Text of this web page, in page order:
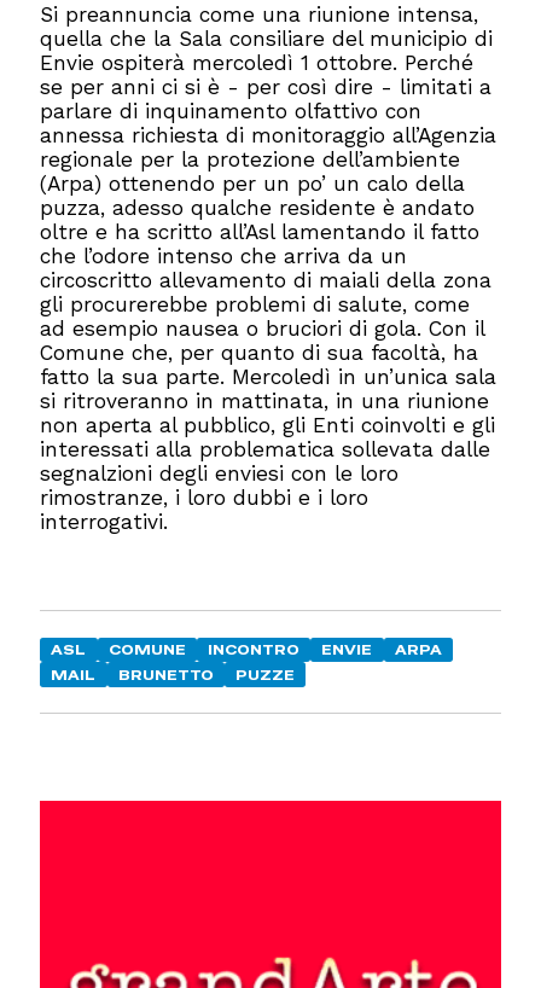
Si preannuncia come una riunione intensa,
quella che la Sala consiliare del municipio di
Envie ospiterà mercoledì 1 ottobre. Perché
se per anni ci si è - per così dire - limitati a
parlare di inquinamento olfattivo con
annessa richiesta di monitoraggio all’Agenzia
regionale per la protezione dell’ambiente
(Arpa) ottenendo per un po’ un calo della
puzza, adesso qualche residente è andato
oltre e ha scritto all’Asl lamentando il fatto
che l’odore intenso che arriva da un
circoscritto allevamento di maiali della zona
gli procurerebbe problemi di salute, come
ad esempio nausea o bruciori di gola. Con il
Comune che, per quanto di sua facoltà, ha
fatto la sua parte. Mercoledì in un’unica sala
si ritroveranno in mattinata, in una riunione
non aperta al pubblico, gli Enti coinvolti e gli
interessati alla problematica sollevata dalle
segnalzioni degli enviesi con le loro
rimostranze, i loro dubbi e i loro
interrogativi.
ASL COMUNE INCONTRO ENVIE
ARPA
MAIL
BRUNETTO PUZZE